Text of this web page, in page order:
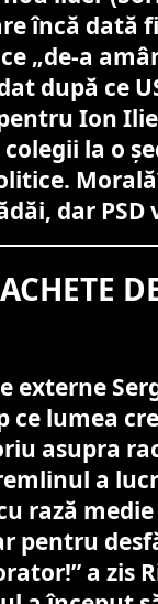
încă dată
„de-a
după ce
Ion
la o
dar
externe
lumea
asupra
a
rază
pentru
a zis